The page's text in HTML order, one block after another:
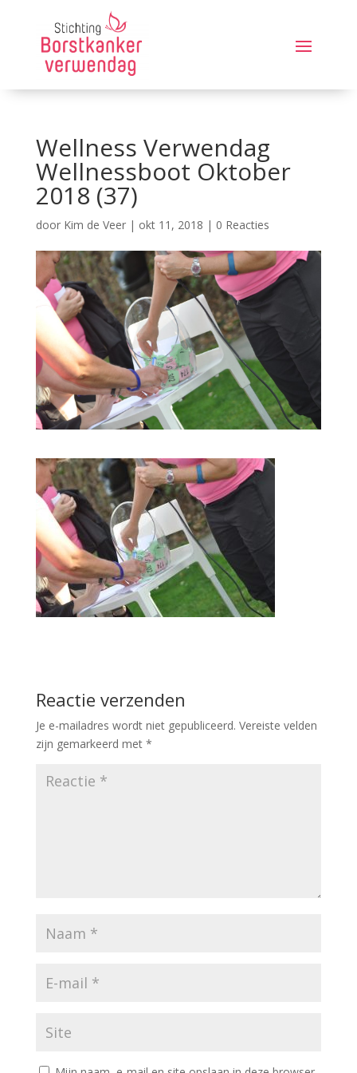
Wellness Verwendag
Wellnessboot Oktober
2018 (37)
door Kim de Veer| okt 11, 2018 | 0 Reacties
Reactie verzenden
Je e-mailadres wordt niet gepubliceerd. Vereiste velden
zijn gemarkeerd met *